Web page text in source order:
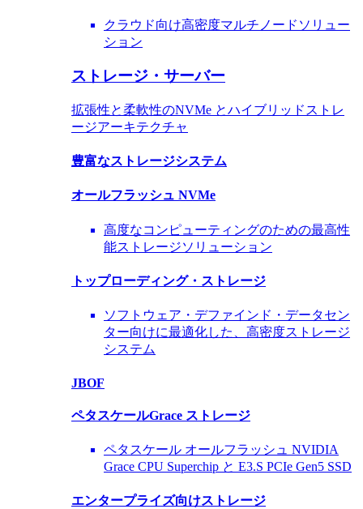
クラウド向け高密度マルチノードソリュー
ション
ストレージ・サーバー
拡張性と柔軟性のNVMe とハイブリッドストレ
ージアーキテクチャ
豊富なストレージシステム
オールフラッシュ NVMe
高度なコンピューティングのための最高性
能ストレージソリューション
トップローディング・ストレージ
ソフトウェア・デファインド・データセン
ター向けに最適化した、高密度ストレージ
システム
JBOF
ペタスケールGrace ストレージ
ペタスケール オールフラッシュ NVIDIA
Grace CPU Superchip と E3.S PCIe Gen5 SSD
エンタープライズ向けストレージ